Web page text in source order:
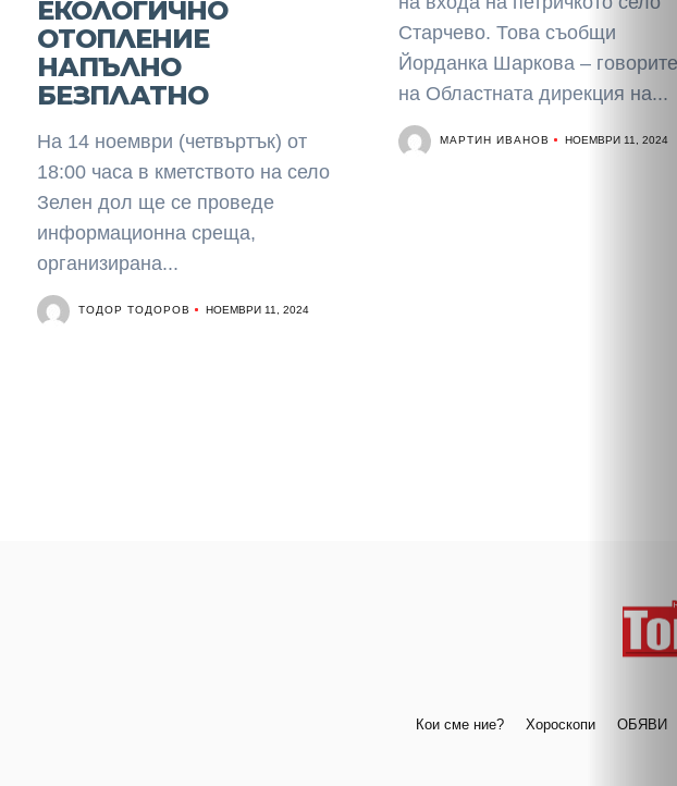
ЕКОЛОГИЧНО
ОТОПЛЕНИЕ
НАПЪЛНО
БЕЗПЛАТНО
На 14 ноември (четвъртък) от
18:00 часа в кметството на село
Зелен дол ще се проведе
информационна среща,
организирана...
ТОДОР ТОДОРОВ НОЕМВРИ 11, 2024
Старчево. Това съобщи
Йорданка Шаркова –
на Областната дирекция на...
МАРТИН ИВАНОВ НОЕМВРИ 11, 2024
Кои сме ние? Хороскопи ОБЯВИ